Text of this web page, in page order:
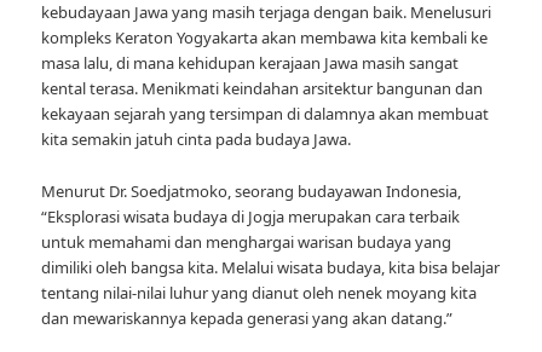
kebudayaan Jawa yang masih terjaga dengan baik. Menelusuri
kompleks Keraton Yogyakarta akan membawa kita kembali ke
masa lalu, di mana kehidupan kerajaan Jawa masih sangat
kental terasa. Menikmati keindahan arsitektur bangunan dan
kekayaan sejarah yang tersimpan di dalamnya akan membuat
kita semakin jatuh cinta pada budaya Jawa.
Menurut Dr. Soedjatmoko, seorang budayawan Indonesia,
“Eksplorasi wisata budaya di Jogja merupakan cara terbaik
untuk memahami dan menghargai warisan budaya yang
dimiliki oleh bangsa kita. Melalui wisata budaya, kita bisa belajar
tentang nilai-nilai luhur yang dianut oleh nenek moyang kita
dan mewariskannya kepada generasi yang akan datang.”